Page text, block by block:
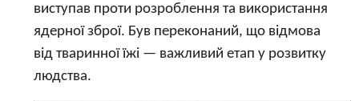
виступав проти розроблення та використання
ядерної зброї. Був переконаний, що відмова
від тваринної їжі — важливий етап у розвитку
людства.